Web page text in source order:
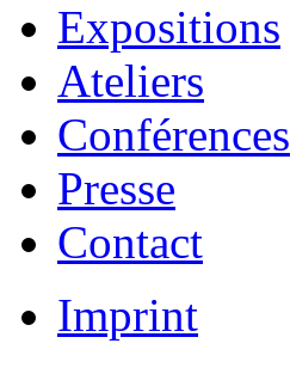
Expositions
Ateliers
Conférences
Presse
Contact
Imprint